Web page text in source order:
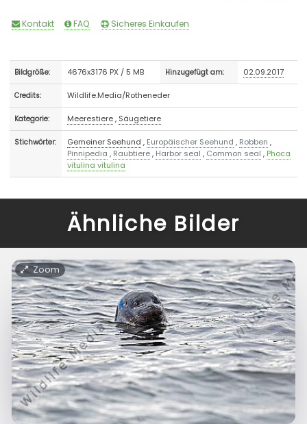
Kontakt FAQ Sicheres Einkaufen
Bildgröße: 4676x3176 PX / 5 MB Hinzugefügt am: 02.09.2017
Credits: Wildlife.Media/Rotheneder
Kategorie: Meerestiere, Säugetiere
Stichwörter: Gemeiner Seehund , Europäischer Seehund , Robben ,
Pinnipedia , Raubtiere, Harbor seal , Common seal , Phoca
vitulina vitulina
Ähnliche Bilder
Zoom